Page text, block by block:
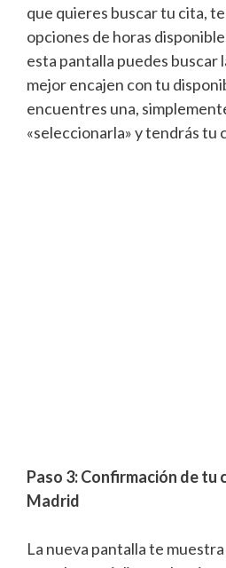
que quieres buscar tu cita,
opciones de horas
esta pantalla puedes buscar
mejor encajen con tu
encuentres una,
«seleccionarla» y tendrás tu
Paso 3: Confirmación de tu
Madrid
La nueva pantalla te